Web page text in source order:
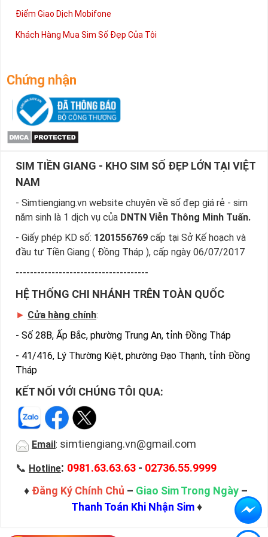
Simtiengiang.vn bấm vào link.
sim theo giá ” ngay bên góc trái màn hình.
những yêu cầu của bạn, giúp bạn tìm sim nhanh nhất.
Bước 4 : Khi đã chọn được số ưng ý, bạn chọn “Đặt
mua” và điền các thông tin cá nhân của bạn.
Sau khi nhận được đơn đặt hàng của bạn, nhân viên sẽ gọi
điện và chốt đơn và gửi sim về theo địa chỉ của bạn.
được sim số đẹp giá rẻ, sim giảm giá gọi ngay vào
Hotline:0981.63.63.63 để đặt mua sim, hoặc có thể đến trực
Trên đây là những chia sẻ chi tiết về dòng sim số đẹp giá rẻ
chọn trên thị trường sim số hiện nay.
Hy vọng với những thông tin được cung cấp trong bài viết
này sẽ giúp bạn hiểu rõ ý nghĩa và các bước đặt mua sim số
Điểm Giao Dịch Mobifone
Khách Hàng Mua Sim Số Đẹp Của Tôi
Chứng nhận
SIM TIỀN GIANG - KHO SIM SỐ ĐẸP LỚN TẠI VIỆT
NAM
- Simtiengiang.vn website chuyên về số đẹp giá rẻ - sim
năm sinh là 1 dịch vụ của DNTN Viễn Thông Minh Tuấn.
- Giấy phép KD số: 1201556769 cấp tại Sở Kế hoạch và
đầu tư Tiền Giang ( Đồng Tháp ), cấp ngày 06/07/2017
-------------------------------------
HỆ THỐNG CHI NHÁNH TRÊN TOÀN QUỐC
► Cửa hàng chính:
- Số 28B, Ấp Bắc, phường Trung An, tỉnh Đồng Tháp
- 41/416, Lý Thường Kiệt, phường Đạo Thạnh, tỉnh Đồng
Tháp
KẾT NỐI VỚI CHÚNG TÔI QUA:
Email : simtiengiang.vn@gmail.com
📞 Hotline: 0981.63.63.63 - 02736.55.9999
♦ Đăng Ký Chính Chủ – Giao Sim Trong Ngày –
Thanh Toán Khi Nhận Sim♦